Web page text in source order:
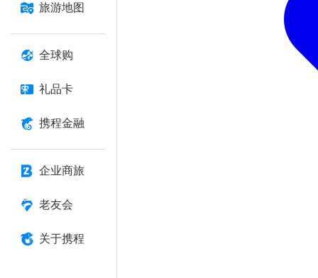
旅游地图
全球购
礼品卡
携程金融
企业商旅
老友会
关于携程